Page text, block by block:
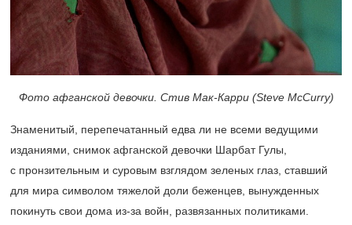
Фото афганской девочки. Стив Мак-Карри (Steve McCurry)
Знаменитый, перепечатанный едва ли не всеми ведущими
изданиями, снимок афганской девочки Шарбат Гулы,
с пронзительным и суровым взглядом зеленых глаз, ставший
для мира символом тяжелой доли беженцев, вынужденных
покинуть свои дома из-за войн, развязанных политиками.